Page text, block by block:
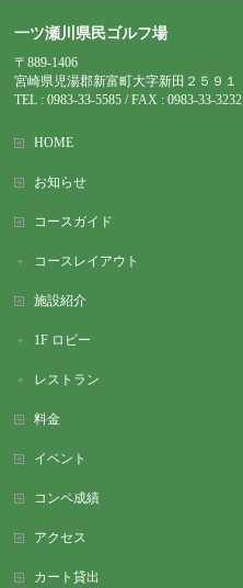
一ツ瀬川県民ゴルフ場
〒889-1406
宮崎県児湯郡新富町大字新田２５９１
TEL : 0983-33-5585 / FAX : 0983-33-3232
HOME
お知らせ
コースガイド
コースレイアウト
施設紹介
1F ロビー
レストラン
料金
イベント
コンペ成績
アクセス
カート貸出